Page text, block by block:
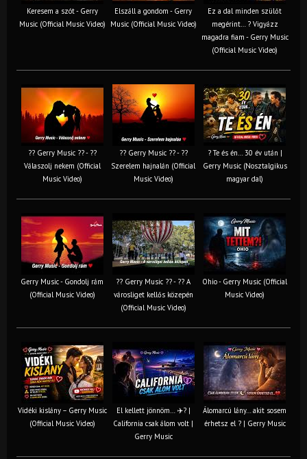
Keresem a szót - Gerry
Music (Official Music Video)
Elszáll a gondom - Gerry
Music (Official Music Video)
Ez a dal minden szülőt
megérint… ? Vigyázz
magadra fiam - Gerry Music
(Official Music Video)
?? Gerry Music ?? - ??
Válaszolj nekem (Official
Music Video)
?? Gerry Music ?? - ??
Szerelem hajnalán (Official
Music Video)
? Te és én… 30 év után |
Gerry Music (Nosztalgikus
magyar dal)
Gerry Music - Gondolj rám
(Official Music Video)
?? Gerry Music ?? - ?? A
városliget kellős közepén
(Official Music Video)
Ohio - Gerry Music (Official
Music Video)
Vidéki kislány – Gerry Music
(Official Music Video)
El kellett jönnöm… ✈️? |
California csak álom volt |
Gerry Music
Álomarcú lány… akit sosem
érhetsz el ? | Gerry Music